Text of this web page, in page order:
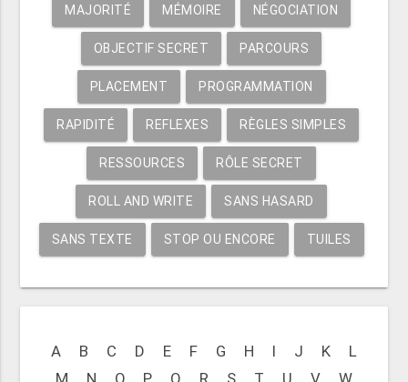
MAJORITÉ MÉMOIRE NÉGOCIATION
OBJECTIF SECRET PARCOURS
PLACEMENT PROGRAMMATION
RAPIDITÉ REFLEXES RÈGLES SIMPLES
RESSOURCES RÔLE SECRET
ROLL AND WRITE SANS HASARD
SANS TEXTE STOP OU ENCORE TUILES
A B C D E F G H I J K
L